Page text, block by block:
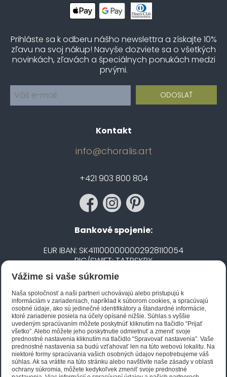
Prihláste sa k odberu nášho newslettra a získajte 10%
zľavu na svoj nákup! Navyše dozviete sa o všetkých
novinkách, zľavách a špeciálnych ponukách medzi
prvými.
Kontakt
info@choralis.art
+421 903 800 804
Bankové spojenie:
EUR IBAN: SK4111000000002928110054
BIC/SWIFT: TATRSKBX
CZK IBAN: CZ5020100000002101752606
BIC/SWIFT: FIOBCZPPXXX
Biano STAR
Vážime si vaše súkromie
Naša spoločnosť a naši partneri uchovávajú alebo pristupujú k
informáciám v zariadeniach, napríklad k súborom cookies, a spracúvajú
osobné údaje, ako sú jedinečné identifikátory a štandardné informácie,
ktoré zariadenie posiela na účely opísané nižšie. Súhlas s vyššie
uvedeným spracúvaním môžete poskytnúť kliknutím na tlačidlo “Prijať
všetko”. Alebo môžete jeho poskytnutie odmietnuť a zmeniť svoje
prednostné nastavenia kliknutím na tlačidlo “Spravovať nastavenia”. Vaše
prednostné nastavenia sa budú vzťahovať len na túto webovú lokalitu. Na
niektoré formy spracúvania vašich osobných údajov nepotrebujeme váš
súhlas. Ak sa vrátite na túto stránku alebo navštívite naše zásady v oblasti
ochrany súkromia, môžete kedykoľvek zmeniť svoje prednostné